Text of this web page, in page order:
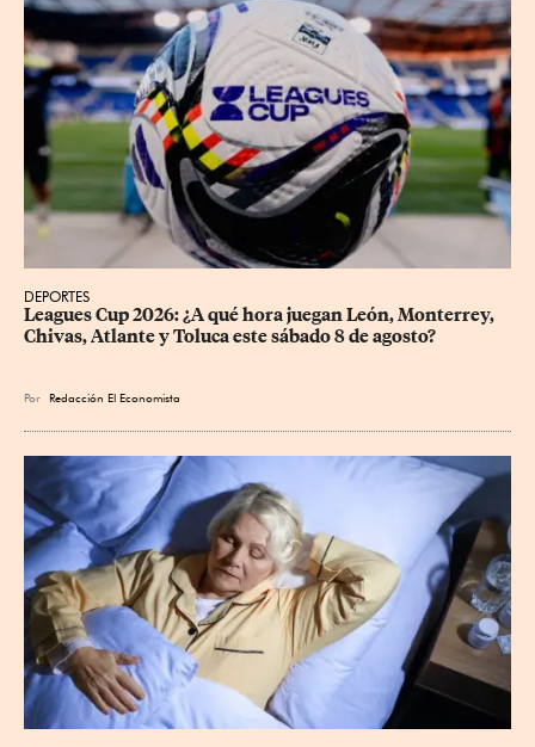
DEPORTES
Leagues Cup 2026: ¿A qué hora juegan León, Monterrey,
Chivas, Atlante y Toluca este sábado 8 de agosto?
Por Redacción El Economista